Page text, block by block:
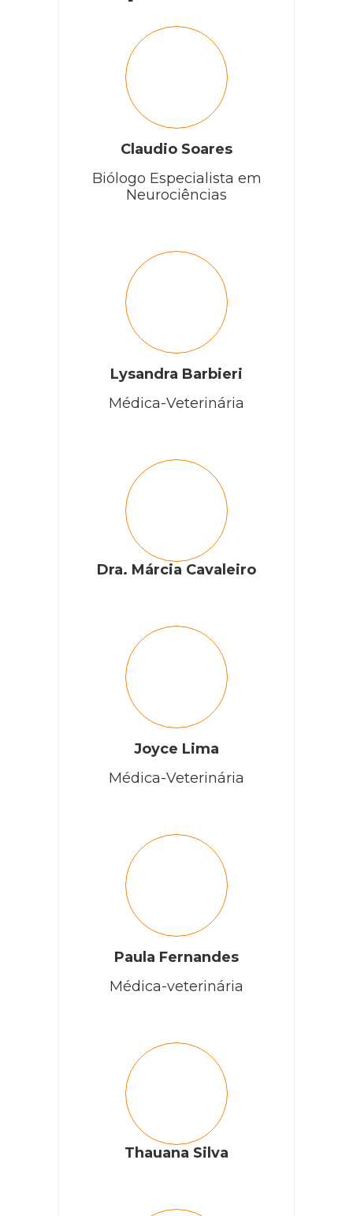
Claudio Soares
Biólogo Especialista em
Neurociências
Lysandra Barbieri
Médica-Veterinária
Dra. Márcia Cavaleiro
Joyce Lima
Médica-Veterinária
Paula Fernandes
Médica-veterinária
Thauana Silva